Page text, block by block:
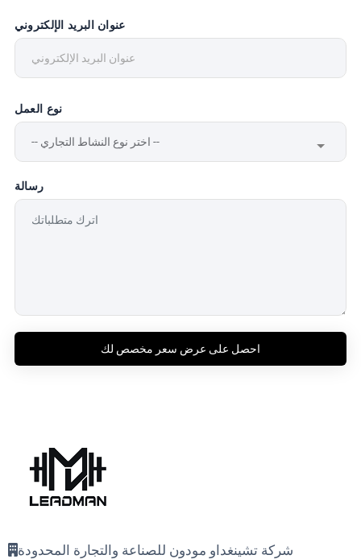
عنوان البريد الإلكتروني
نوع العمل
رسالة
احصل على عرض سعر مخصص لك
شركة تشينغداو مودون للصناعة والتجارة المحدودة